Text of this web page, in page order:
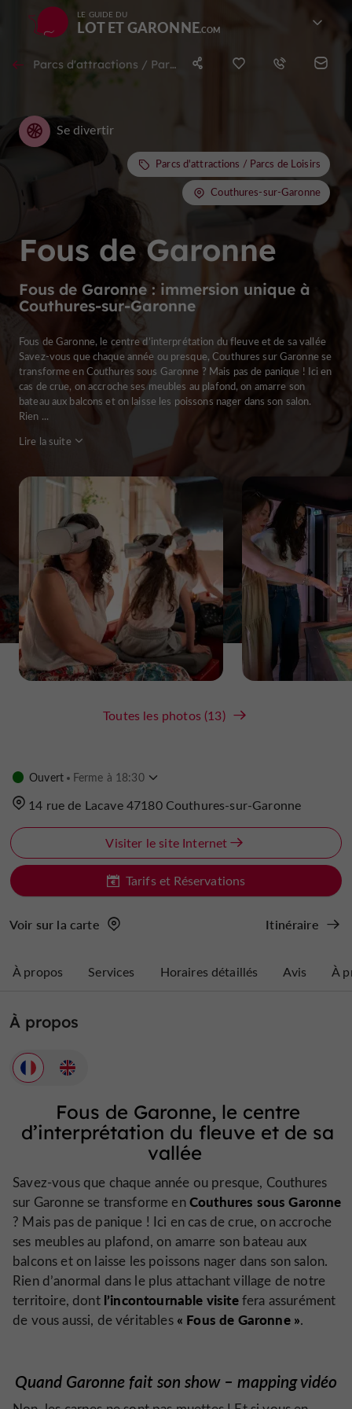
LE GUIDE DU
LOT ET GARONNE
Parcs d'attractions / Parcs de Loisirs à Couthures-sur-Garonne
Fous de Garonne
Fous de Garonne : immersion unique à
Couthures-sur-Garonne
Se divertir
Parcs d'attractions / Parcs de Loisirs
Couthures-sur-Garonne
Fous de Garonne, le centre d’interprétation du fleuve et de sa vallée
Savez-vous que chaque année ou presque, Couthures sur Garonne se
transforme en Couthures sous Garonne ? Mais pas de panique ! Ici en
cas de crue, on accroche ses meubles au plafond, on amarre son
bateau aux balcons et on laisse les poissons nager dans son salon.
Rien ...
Lire la suite
Toutes les photos (13)
Ouvert Ferme à 18:30
14 rue de Lacave 47180 Couthures-sur-Garonne
Visiter le site Internet
Tarifs et Réservations
Voir sur la carte Itinéraire
À propos Services Horaires détaillés Avis À
À propos
Fous de Garonne, le centre
d’interprétation du fleuve et de sa
vallée
Savez-vous que chaque année ou presque, Couthures
sur Garonne se transforme enCouthures sous Garonne
? Mais pas de panique ! Ici en cas de crue, on accroche
ses meubles au plafond, on amarre son bateau aux
balcons et on laisse les poissons nager dans son salon.
Rien d’anormal dans le plus attachant village de notre
territoire, dontl’incontournable visitefera assurément
de vous aussi, de véritables « Fous de Garonne ».
Quand Garonne fait son show – mapping vidéo